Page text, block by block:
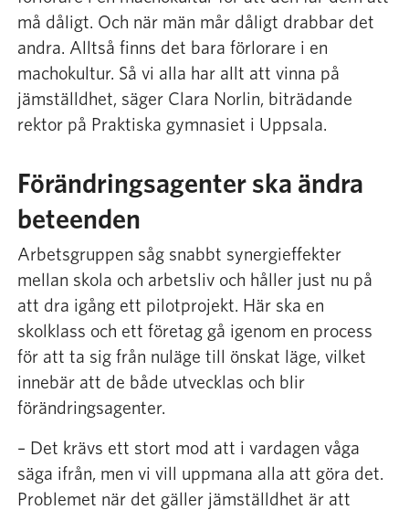
må dåligt. Och när män mår dåligt drabbar det
andra. Alltså finns det bara förlorare i en
machokultur. Så vi alla har allt att vinna på
jämställdhet, säger Clara Norlin, biträdande
rektor på Praktiska gymnasiet i Uppsala.
Förändringsagenter ska ändra
beteenden
Arbetsgruppen såg snabbt synergieffekter
mellan skola och arbetsliv och håller just nu på
att dra igång ett pilotprojekt. Här ska en
skolklass och ett företag gå igenom en process
för att ta sig från nuläge till önskat läge, vilket
innebär att de både utvecklas och blir
förändringsagenter.
– Det krävs ett stort mod att i vardagen våga
säga ifrån, men vi vill uppmana alla att göra det.
Problemet när det gäller jämställdhet är att